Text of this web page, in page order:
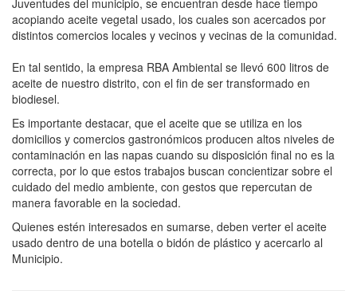
Juventudes del municipio, se encuentran desde hace tiempo
acopiando aceite vegetal usado, los cuales son acercados por
distintos comercios locales y vecinos y vecinas de la comunidad.
En tal sentido, la empresa RBA Ambiental se llevó 600 litros de
aceite de nuestro distrito, con el fin de ser transformado en
biodiesel.
Es importante destacar, que el aceite que se utiliza en los
domicilios y comercios gastronómicos producen altos niveles de
contaminación en las napas cuando su disposición final no es la
correcta, por lo que estos trabajos buscan concientizar sobre el
cuidado del medio ambiente, con gestos que repercutan de
manera favorable en la sociedad.
Quienes estén interesados en sumarse, deben verter el aceite
usado dentro de una botella o bidón de plástico y acercarlo al
Municipio.